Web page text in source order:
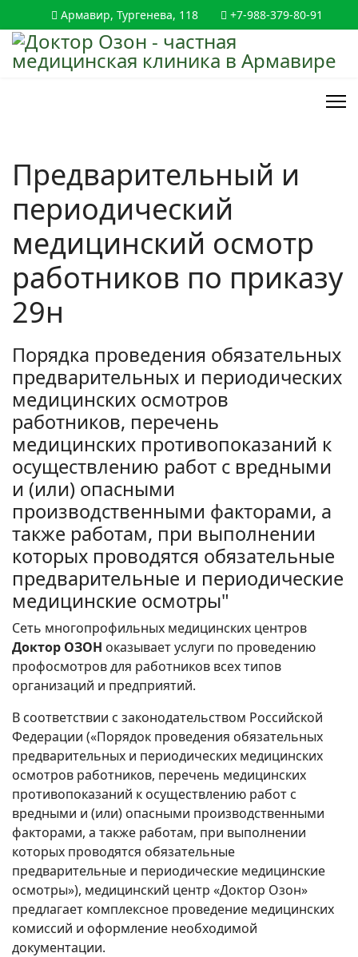
Армавир, Тургенева, 118 +7-988-379-80-91
Предварительный и
периодический
медицинский осмотр
работников по приказу
29н
Порядка проведения обязательных
предварительных и периодических
медицинских осмотров
работников, перечень
медицинских противопоказаний к
осуществлению работ с вредными
и (или) опасными
производственными факторами, а
также работам, при выполнении
которых проводятся обязательные
предварительные и периодические
медицинские осмотры"
Сеть многопрофильных медицинских центров
Доктор ОЗОН оказывает услуги по проведению
профосмотров для работников всех типов
организаций и предприятий.
В соответствии с законодательством Российской
Федерации («Порядок проведения обязательных
предварительных и периодических медицинских
осмотров работников, перечень медицинских
противопоказаний к осуществлению работ с
вредными и (или) опасными производственными
факторами, а также работам, при выполнении
которых проводятся обязательные
предварительные и периодические медицинские
осмотры»), медицинский центр «Доктор Озон»
предлагает комплексное проведение медицинских
комиссий и оформление необходимой
документации.